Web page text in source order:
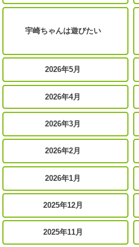
宇崎ちゃんは遊びたい
2026年5月
2026年4月
2026年3月
2026年2月
2026年1月
2025年12月
2025年11月